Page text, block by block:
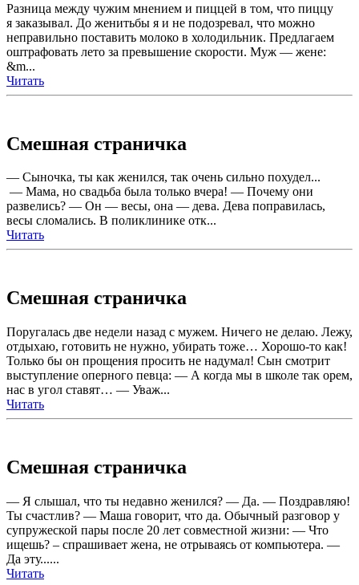
Разница между чужим мнением и пиццей в том, что пиццу
я заказывал. До женитьбы я и не подозревал, что можно
неправильно поставить молоко в холодильник. Предлагаем
оштрафовать лето за превышение скорости. Муж — жене:
&m...
Читать
Смешная страничка
— Сыночка, ты как женился, так очень сильно похудел...
— Мама, но свадьба была только вчера! — Почему они
развелись? — Он — весы, она — дева. Дева поправилась,
весы сломались. В поликлинике отк...
Читать
Смешная страничка
Поругалась две недели назад с мужем. Ничего не делаю. Лежу,
отдыхаю, готовить не нужно, убирать тоже… Хорошо-то как!
Только бы он прощения просить не надумал! Сын смотрит
выступление оперного певца: — А когда мы в школе так орем,
нас в угол ставят… — Уваж...
Читать
Смешная страничка
— Я слышал, что ты недавно женился? — Да. — Поздравляю!
Ты счастлив? — Маша говорит, что да. Обычный разговор у
супружеской пары после 20 лет совместной жизни: — Что
ищешь? – спрашивает жена, не отрываясь от компьютера. —
Да эту......
Читать